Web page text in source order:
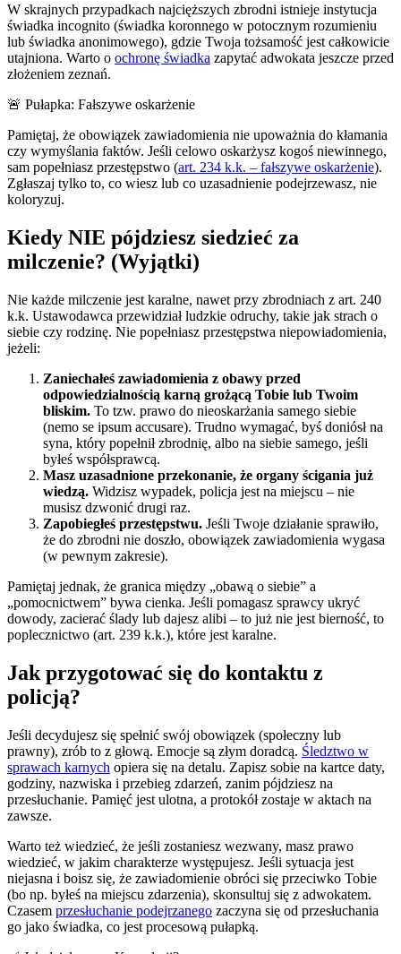
W skrajnych przypadkach najcięższych zbrodni istnieje instytucja
świadka incognito (świadka koronnego w potocznym rozumieniu
lub świadka anonimowego), gdzie Twoja tożsamość jest całkowicie
utajniona. Warto o ochronę świadka zapytać adwokata jeszcze przed
złożeniem zeznań.
🚨 Pułapka: Fałszywe oskarżenie
Pamiętaj, że obowiązek zawiadomienia nie upoważnia do kłamania
czy wymyślania faktów. Jeśli celowo oskarżysz kogoś niewinnego,
sam popełniasz przestępstwo (art. 234 k.k. – fałszywe oskarżenie).
Zgłaszaj tylko to, co wiesz lub co uzasadnienie podejrzewasz, nie
koloryzuj.
Kiedy NIE pójdziesz siedzieć za
milczenie? (Wyjątki)
Nie każde milczenie jest karalne, nawet przy zbrodniach z art. 240
k.k. Ustawodawca przewidział ludzkie odruchy, takie jak strach o
siebie czy rodzinę. Nie popełniasz przestępstwa niepowiadomienia,
jeżeli:
Zaniechałeś zawiadomienia z obawy przed
odpowiedzialnością karną grożącą Tobie lub Twoim
bliskim. To tzw. prawo do nieoskarżania samego siebie
(nemo se ipsum accusare). Trudno wymagać, byś doniósł na
syna, który popełnił zbrodnię, albo na siebie samego, jeśli
byłeś współsprawcą.
Masz uzasadnione przekonanie, że organy ścigania już
wiedzą. Widzisz wypadek, policja jest na miejscu – nie
musisz dzwonić drugi raz.
Zapobiegłeś przestępstwu. Jeśli Twoje działanie sprawiło,
że do zbrodni nie doszło, obowiązek zawiadomienia wygasa
(w pewnym zakresie).
Pamiętaj jednak, że granica między „obawą o siebie” a
„pomocnictwem” bywa cienka. Jeśli pomagasz sprawcy ukryć
dowody, zacierać ślady lub dajesz alibi – to już nie jest bierność, to
poplecznictwo (art. 239 k.k.), które jest karalne.
Jak przygotować się do kontaktu z
policją?
Jeśli decydujesz się spełnić swój obowiązek (społeczny lub
prawny), zrób to z głową. Emocje są złym doradcą. Śledztwo w
sprawach karnych opiera się na detalu. Zapisz sobie na kartce daty,
godziny, nazwiska i przebieg zdarzeń, zanim pójdziesz na
przesłuchanie. Pamięć jest ulotna, a protokół zostaje w aktach na
zawsze.
Warto też wiedzieć, że jeśli zostaniesz wezwany, masz prawo
wiedzieć, w jakim charakterze występujesz. Jeśli sytuacja jest
niejasna i boisz się, że zawiadomienie obróci się przeciwko Tobie
(bo np. byłeś na miejscu zdarzenia), skonsultuj się z adwokatem.
Czasem przesłuchanie podejrzanego zaczyna się od przesłuchania
go jako świadka, co jest procesową pułapką.